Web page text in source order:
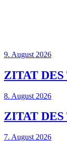
9. August 2026
ZITAT DES
8. August 2026
ZITAT DES
7. August 2026